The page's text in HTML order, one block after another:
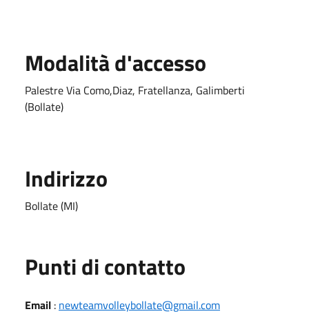
Modalità d'accesso
Palestre Via Como,Diaz, Fratellanza, Galimberti
(Bollate)
Indirizzo
Bollate (MI)
Punti di contatto
Email : newteamvolleybollate@gmail.com